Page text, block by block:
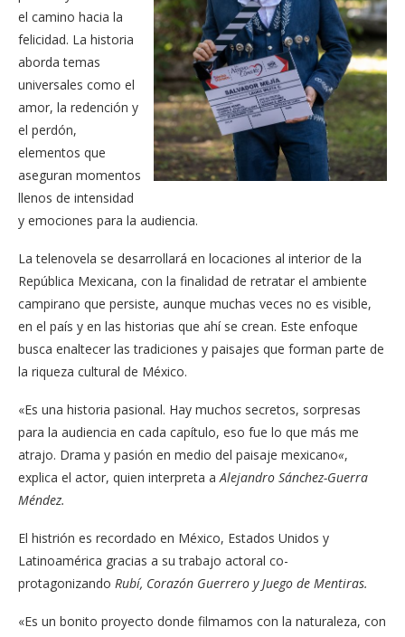
el camino hacia la
felicidad. La historia
aborda temas
universales como el
amor, la redención y
el perdón,
elementos que
aseguran momentos
llenos de intensidad
y emociones para la audiencia.
La telenovela se desarrollará en locaciones al interior de la
República Mexicana, con la finalidad de retratar el ambiente
campirano que persiste, aunque muchas veces no es visible,
en el país y en las historias que ahí se crean. Este enfoque
busca enaltecer las tradiciones y paisajes que forman parte de
la riqueza cultural de México.
«Es una historia pasional. Hay muchos secretos, sorpresas
para la audiencia en cada capítulo, eso fue lo que más me
atrajo. Drama y pasión en medio del paisaje mexicano«,
explica el actor, quien interpreta aAlejandro Sánchez-Guerra
Méndez.
El histrión es recordado en México, Estados Unidos y
Latinoamérica gracias a su trabajo actoral co-
protagonizando Rubí, Corazón Guerrero y Juego de Mentiras.
«Es un bonito proyecto donde filmamos con la naturaleza, con